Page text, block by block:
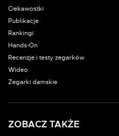
Ciekawostki
Publikacje
Rankingi
Hands-On
Recenzje i testy zegarków
Wideo
Zegarki damskie
ZOBACZ TAKŻE